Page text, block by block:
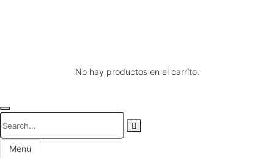
No hay productos en el carrito.
Menu